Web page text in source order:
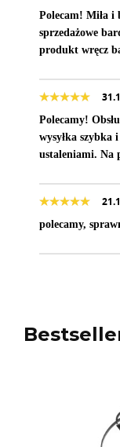
Polecam! Miła i
sprzedażowe
produkt wręcz
Polecamy!
wysyłka szybka
ustaleniami. Na
polecamy,